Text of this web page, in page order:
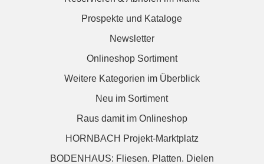
Prospekte und Kataloge
Newsletter
Onlineshop Sortiment
Weitere Kategorien im Überblick
Neu im Sortiment
Raus damit im Onlineshop
HORNBACH Projekt-Marktplatz
BODENHAUS: Fliesen. Platten. Dielen